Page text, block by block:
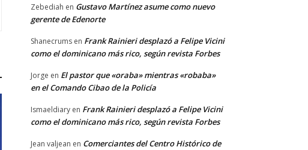
Zebediah en Gustavo Martínez asume como nuevo
gerente de Edenorte
Shanecrums en Frank Rainieri desplazó a Felipe Vicini
como el dominicano más rico, según revista Forbes
Jorge en El pastor que «oraba» mientras «robaba»
en el Comando Cibao de la Policía
Ismaeldiary en Frank Rainieri desplazó a Felipe Vicini
como el dominicano más rico, según revista Forbes
Jean valjean en Comerciantes del Centro Histórico de